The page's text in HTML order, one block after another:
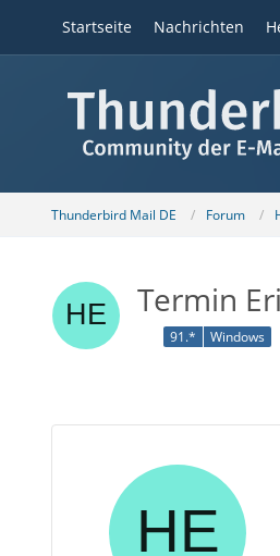
Startseite Nachrichten
Thunderbird Mail DE Forum
Termin
91.* Windows